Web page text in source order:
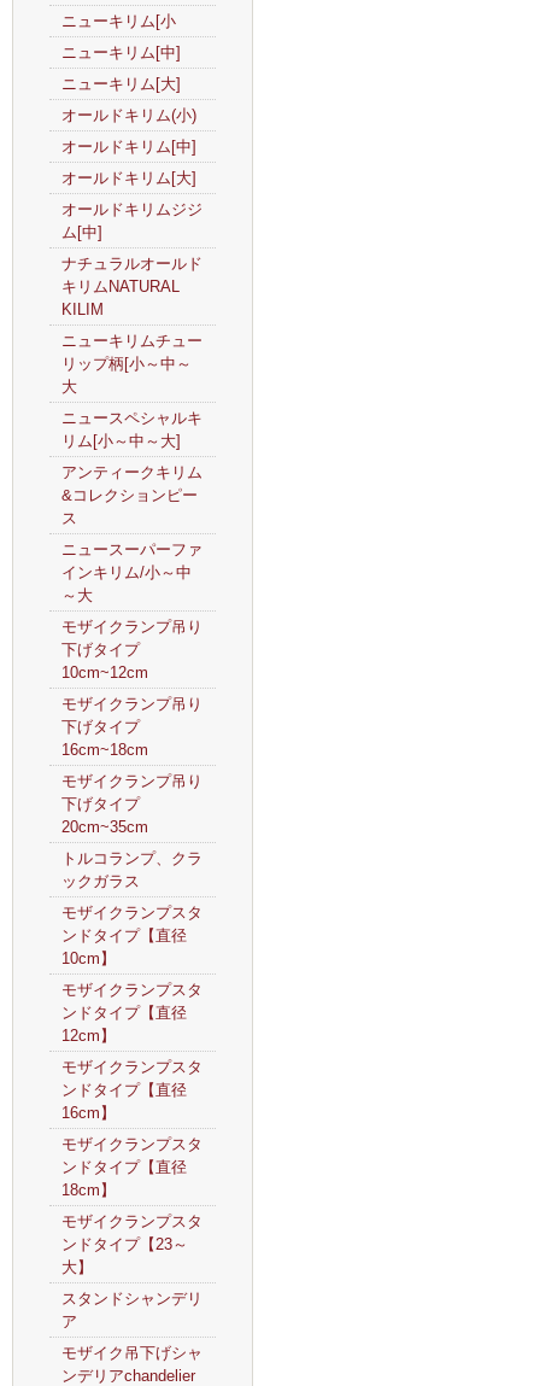
ニューキリム[小
ニューキリム[中]
ニューキリム[大]
オールドキリム(小)
オールドキリム[中]
オールドキリム[大]
オールドキリムジジ
ム[中]
ナチュラルオールド
キリムNATURAL
KILIM
ニューキリムチュー
リップ柄[小～中～
大
ニュースペシャルキ
リム[小～中～大]
アンティークキリム
&コレクションピー
ス
ニュースーパーファ
インキリム/小～中
～大
モザイクランプ吊り
下げタイプ
10cm~12cm
モザイクランプ吊り
下げタイプ
16cm~18cm
モザイクランプ吊り
下げタイプ
20cm~35cm
トルコランプ、クラ
ックガラス
モザイクランプスタ
ンドタイプ【直径
10cm】
モザイクランプスタ
ンドタイプ【直径
12cm】
モザイクランプスタ
ンドタイプ【直径
16cm】
モザイクランプスタ
ンドタイプ【直径
18cm】
モザイクランプスタ
ンドタイプ【23～
大】
スタンドシャンデリ
ア
モザイク吊下げシャ
ンデリアchandelier